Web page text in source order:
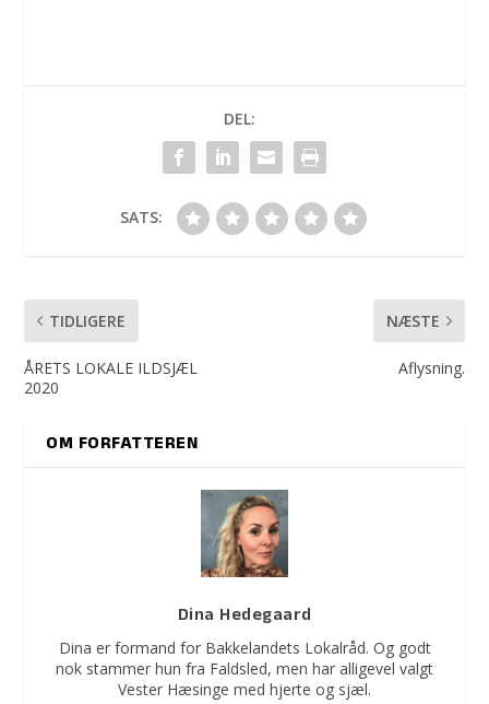
DEL:
SATS:
TIDLIGERE
ÅRETS LOKALE ILDSJÆL
2020
NÆSTE
Aflysning.
OM FORFATTEREN
Dina Hedegaard
Dina er formand for Bakkelandets Lokalråd. Og godt
nok stammer hun fra Faldsled, men har alligevel valgt
Vester Hæsinge med hjerte og sjæl.